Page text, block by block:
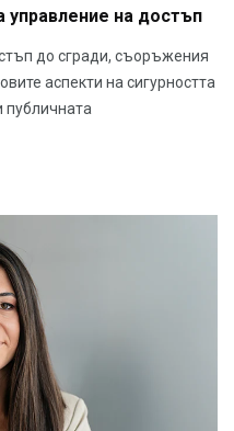
управление на достъп
до сгради, съоръжения
аспекти на сигурността
публичната